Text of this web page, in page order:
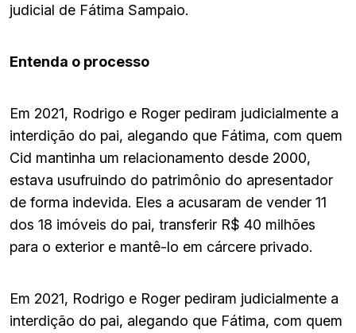
judicial de Fátima Sampaio.
Entenda o processo
Em 2021, Rodrigo e Roger pediram judicialmente a
interdição do pai, alegando que Fátima, com quem
Cid mantinha um relacionamento desde 2000,
estava usufruindo do patrimônio do apresentador
de forma indevida. Eles a acusaram de vender 11
dos 18 imóveis do pai, transferir R$ 40 milhões
para o exterior e mantê-lo em cárcere privado.
Em 2021, Rodrigo e Roger pediram judicialmente a
interdição do pai, alegando que Fátima, com quem